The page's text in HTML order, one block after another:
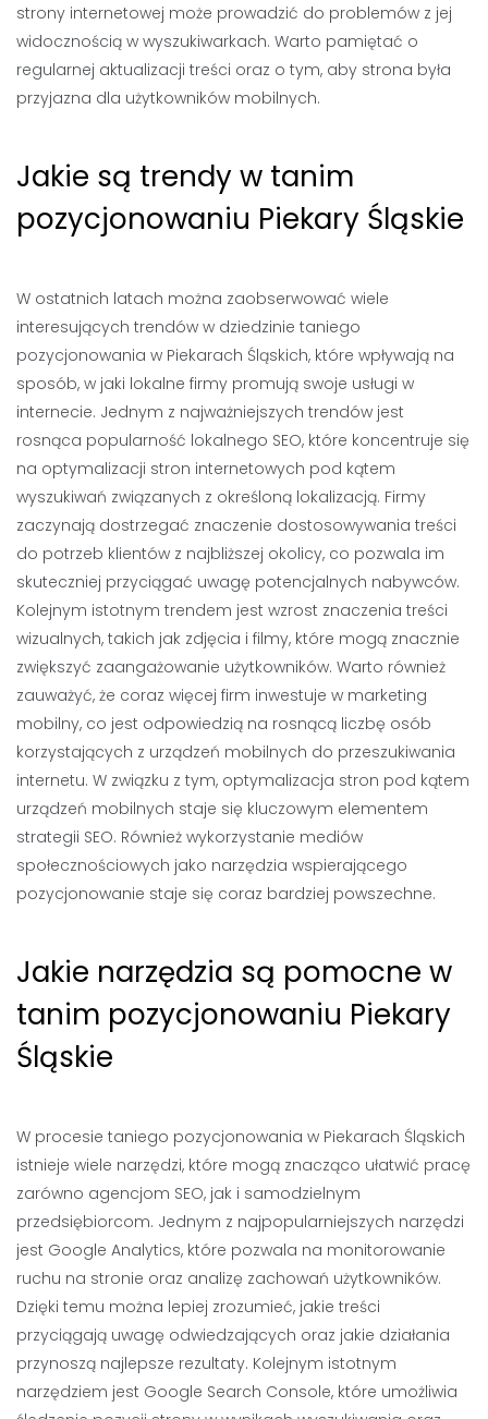
strony internetowej może prowadzić do problemów z jej
widocznością w wyszukiwarkach. Warto pamiętać o
regularnej aktualizacji treści oraz o tym, aby strona była
przyjazna dla użytkowników mobilnych.
Jakie są trendy w tanim
pozycjonowaniu Piekary Śląskie
W ostatnich latach można zaobserwować wiele
interesujących trendów w dziedzinie taniego
pozycjonowania w Piekarach Śląskich, które wpływają na
sposób, w jaki lokalne firmy promują swoje usługi w
internecie. Jednym z najważniejszych trendów jest
rosnąca popularność lokalnego SEO, które koncentruje się
na optymalizacji stron internetowych pod kątem
wyszukiwań związanych z określoną lokalizacją. Firmy
zaczynają dostrzegać znaczenie dostosowywania treści
do potrzeb klientów z najbliższej okolicy, co pozwala im
skuteczniej przyciągać uwagę potencjalnych nabywców.
Kolejnym istotnym trendem jest wzrost znaczenia treści
wizualnych, takich jak zdjęcia i filmy, które mogą znacznie
zwiększyć zaangażowanie użytkowników. Warto również
zauważyć, że coraz więcej firm inwestuje w marketing
mobilny, co jest odpowiedzią na rosnącą liczbę osób
korzystających z urządzeń mobilnych do przeszukiwania
internetu. W związku z tym, optymalizacja stron pod kątem
urządzeń mobilnych staje się kluczowym elementem
strategii SEO. Również wykorzystanie mediów
społecznościowych jako narzędzia wspierającego
pozycjonowanie staje się coraz bardziej powszechne.
Jakie narzędzia są pomocne w
tanim pozycjonowaniu Piekary
Śląskie
W procesie taniego pozycjonowania w Piekarach Śląskich
istnieje wiele narzędzi, które mogą znacząco ułatwić pracę
zarówno agencjom SEO, jak i samodzielnym
przedsiębiorcom. Jednym z najpopularniejszych narzędzi
jest Google Analytics, które pozwala na monitorowanie
ruchu na stronie oraz analizę zachowań użytkowników.
Dzięki temu można lepiej zrozumieć, jakie treści
przyciągają uwagę odwiedzających oraz jakie działania
przynoszą najlepsze rezultaty. Kolejnym istotnym
narzędziem jest Google Search Console, które umożliwia